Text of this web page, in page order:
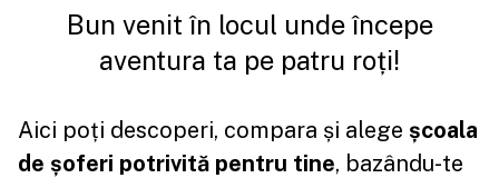
Bun venit în locul unde începe
aventura ta pe patru roți!
Aici poți descoperi, compara și alege școala
de șoferi potrivită pentru tine, bazându-te